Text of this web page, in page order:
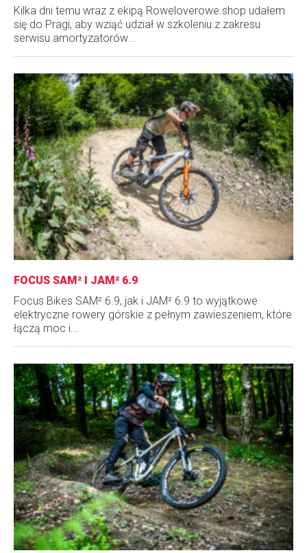
Kilka dni temu wraz z ekipą Roweloverowe.shop udałem
się do Pragi, aby wziąć udział w szkoleniu z zakresu
serwisu amortyzatorów...
FOCUS SAM² I JAM² 6.9
Focus Bikes SAM² 6.9, jak i JAM² 6.9 to wyjątkowe
elektryczne rowery górskie z pełnym zawieszeniem, które
łączą moc i...